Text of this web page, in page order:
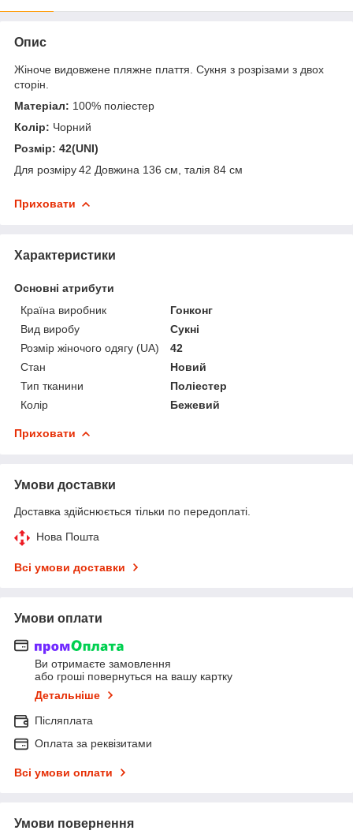
Опис
Жіноче видовжене пляжне плаття. Сукня з розрізами з двох
сторін.
Матеріал: 100% поліестер
Колір: Чорний
Розмір: 42(UNI)
Для розміру42 Довжина 136 см, талія 84 см
Приховати
Характеристики
Основні атрибути
Країна виробник
Гонконг
Вид виробу
Сукні
Розмір жіночого одягу (UA)
42
Стан
Новий
Тип тканини
Поліестер
Колір
Бежевий
Приховати
Умови доставки
Доставка здійснюється тільки по передоплаті.
Нова Пошта
Всі умови доставки
Умови оплати
Ви отримаєте замовлення
або гроші повернуться на вашу картку
Детальніше
Післяплата
Оплата за реквізитами
Всі умови оплати
Умови повернення